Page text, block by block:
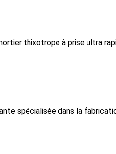
thixotrope à prise ultra
spécialisée dans la